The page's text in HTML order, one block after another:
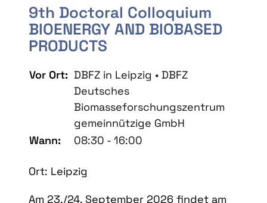
9th Doctoral Colloquium
BIOENERGY AND BIOBASED
PRODUCTS
Vor Ort: DBFZ in Leipzig • DBFZ
Deutsches
Biomasseforschungszentrum
gemeinnützige GmbH
Wann:
08:30 - 16:00
Ort: Leipzig
Am 23./24. September 2026 findet am